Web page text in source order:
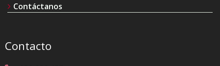
Contáctanos
Contacto